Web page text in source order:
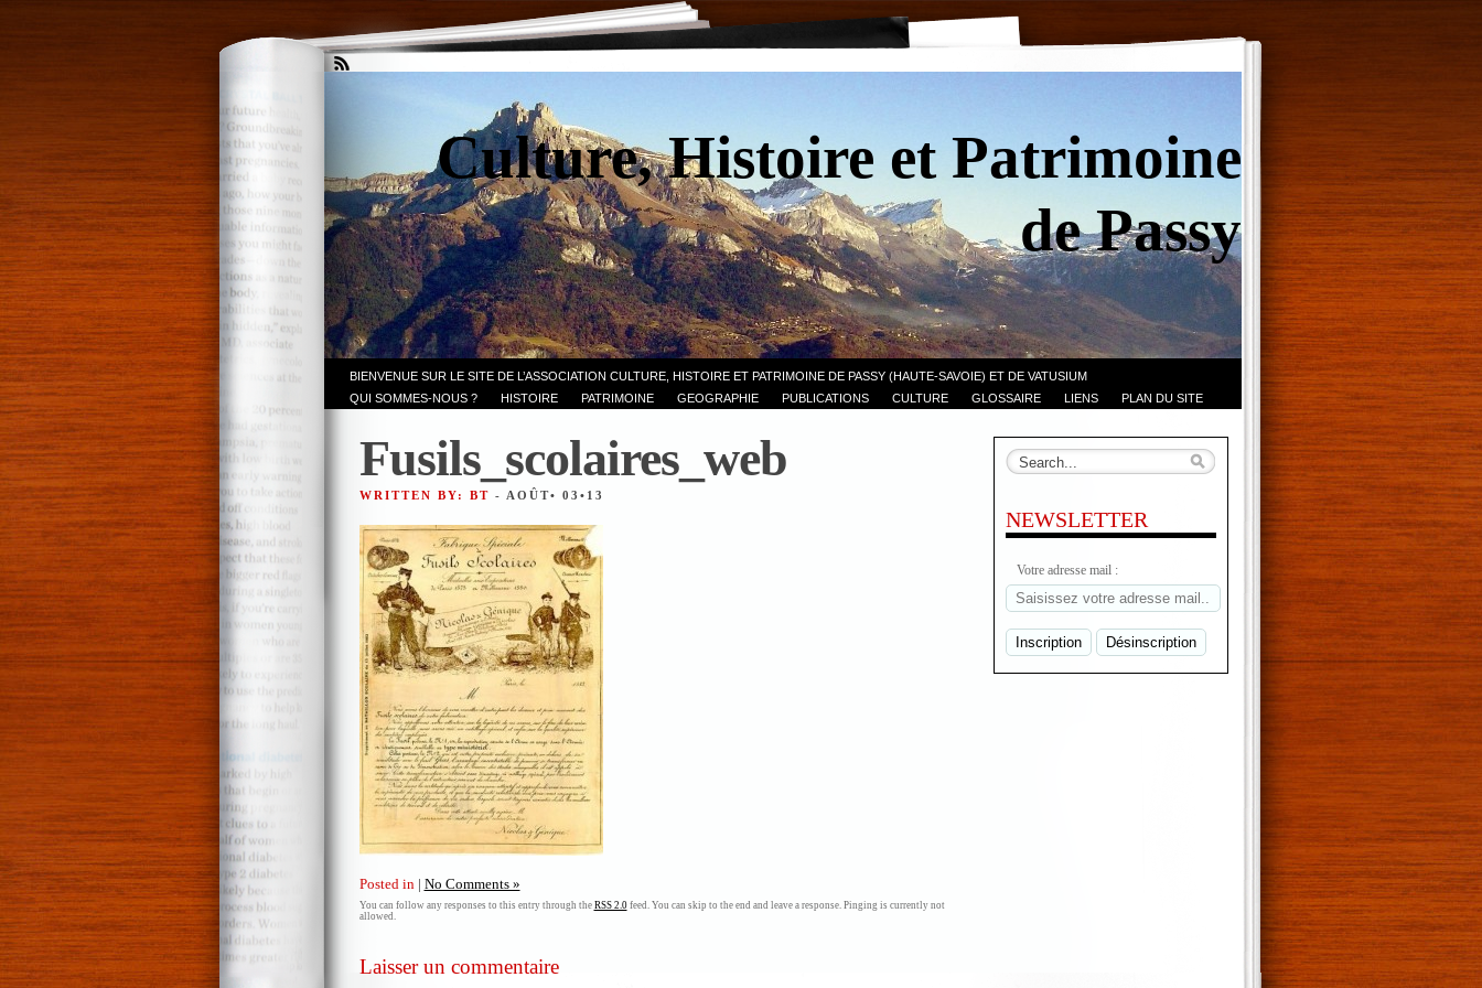
Culture, Histoire et Patrimoine
de Passy
BIENVENUE SUR LE SITE DE L’ASSOCIATION CULTURE, HISTOIRE ET PATRIMOINE DE PASSY (HAUTE-SAVOIE) ET DE VATUSIUM
QUI SOMMES-NOUS ?
HISTOIRE PATRIMOINE GEOGRAPHIE PUBLICATIONS CULTURE GLOSSAIRE LIENS PLAN DU SITE
Fusils_scolaires_web
WRITTEN BY: BT - AOÛT• 03•13
Posted in | No Comments »
You can follow any responses to this entry through the RSS 2.0feed. You can skip to the end and leave a response. Pinging is currently not
allowed.
Laisser un commentaire
NEWSLETTER
Votre adresse mail :